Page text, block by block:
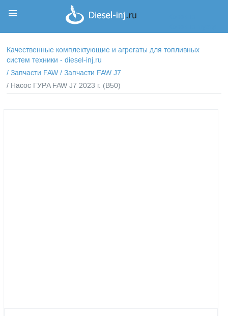
Качественные комплектующие и агрегаты для топливных
систем техники - diesel-inj.ru
/Запчасти FAW /Запчасти FAW J7
/ Насос ГУРA FAW J7 2023 г. (B50)